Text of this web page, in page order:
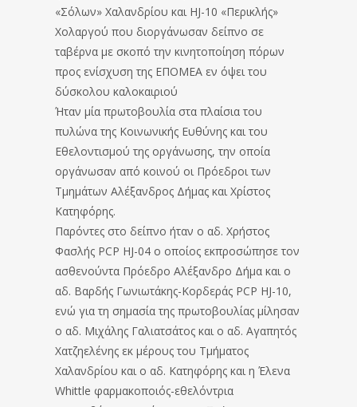
«Σόλων» Χαλανδρίου και HJ-10 «Περικλής»
Χολαργού που διοργάνωσαν δείπνο σε
ταβέρνα με σκοπό την κινητοποίηση πόρων
προς ενίσχυση της ΕΠΟΜΕΑ εν όψει του
δύσκολου καλοκαιριού
Ήταν μία πρωτοβουλία στα πλαίσια του
πυλώνα της Κοινωνικής Ευθύνης και του
Εθελοντισμού της οργάνωσης, την οποία
οργάνωσαν από κοινού οι Πρόεδροι των
Τμημάτων Αλέξανδρος Δήμας και Χρίστος
Κατηφόρης.
Παρόντες στο δείπνο ήταν ο αδ. Χρήστος
Φασλής PCP HJ-04 ο οποίος εκπροσώπησε τον
ασθενούντα Πρόεδρο Αλέξανδρο Δήμα και ο
αδ. Βαρδής Γωνιωτάκης-Κορδεράς PCP HJ-10,
ενώ για τη σημασία της πρωτοβουλίας μίλησαν
ο αδ. Μιχάλης Γαλιατσάτος και ο αδ. Αγαπητός
Χατζηελένης εκ μέρους του Τμήματος
Χαλανδρίου και ο αδ. Κατηφόρης και η Έλενα
Whittle φαρμακοποιός-εθελόντρια